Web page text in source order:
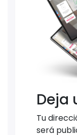
Deja
Tu
será